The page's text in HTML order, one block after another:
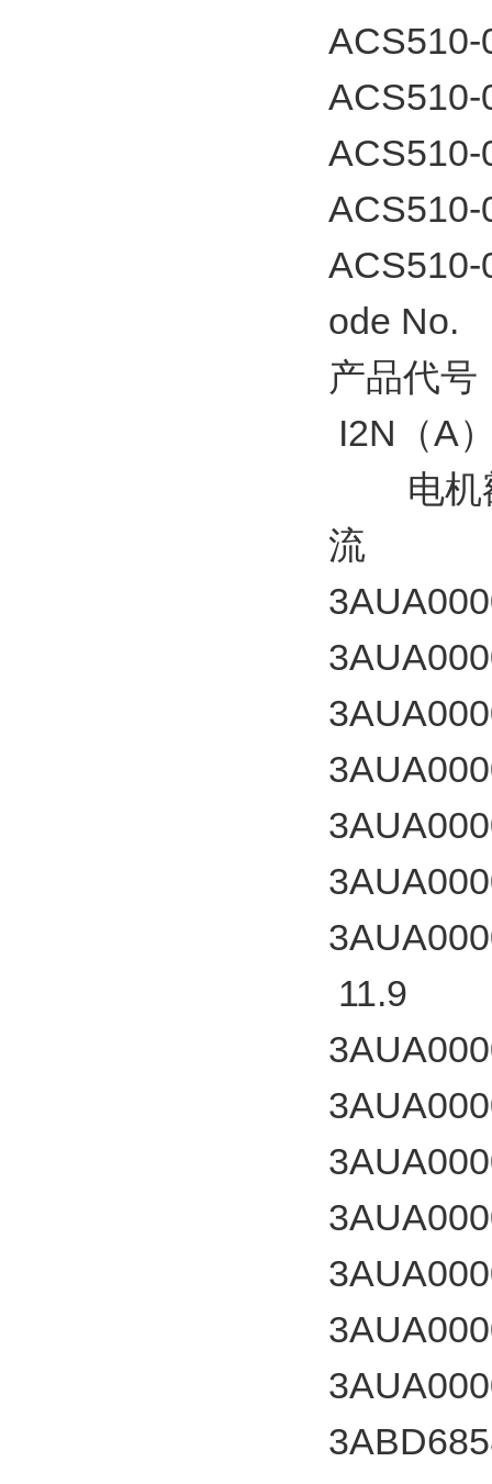
ACS510-
ode
产品代
I2N（A
电机额
流
11.9